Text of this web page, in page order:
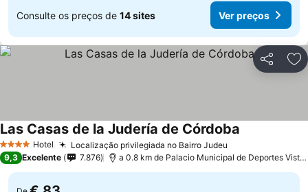
Consulte os preços de 14 sites Ver preços
Partilhar
4 EstrelasHotel Localização privilegiada no Bairro Judeu
Las Casas de la Judería de Córdoba
9,3 Excelente 7.876 a 0.8 km de Palacio Municipal de Deportes Vista Alegre